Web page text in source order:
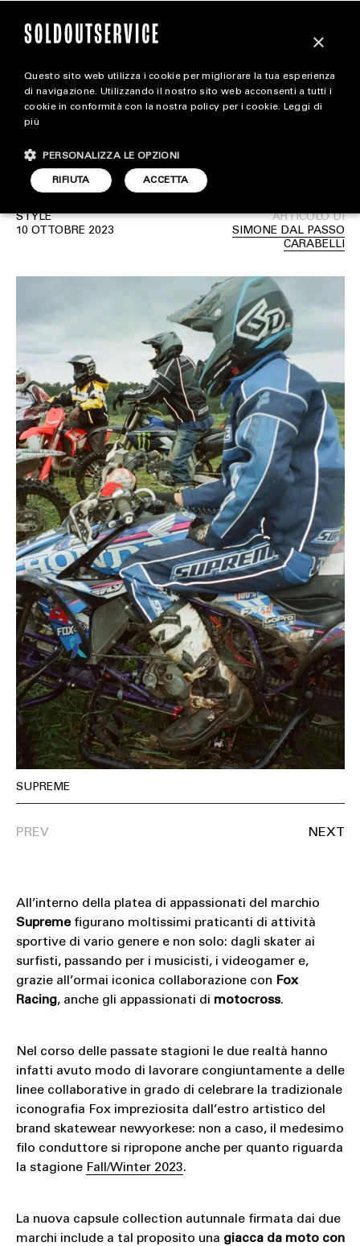
magazine
STYLE
FOOTWEAR
ACCESSORIES
Supreme e Fox Racing
rielaborano l’iconografia
del mondo motocross
STYLE
10 OTTOBRE 2023
ARTICOLO DI
SIMONE DAL PASSO
CARABELLI
SUPREME
All’interno della platea di appassionati del marchio
Supremefigurano moltissimi praticanti di attività
sportive di vario genere e non solo: dagli skater ai
surfisti, passando per i musicisti, i videogamer e,
grazie all’ormai iconica collaborazione con Fox
Racing, anche gli appassionati di motocross.
Nel corso delle passate stagioni le due realtà hanno
infatti avuto modo di lavorare congiuntamente a delle
linee collaborative in grado di celebrare la tradizionale
iconografia Fox impreziosita dall’estro artistico del
brand skatewear newyorkese: non a caso, il medesimo
filo conduttore si ripropone anche per quanto riguarda
la stagione Fall/Winter 2023.
La nuova capsule collection autunnale firmata dai due
marchi include a tal proposito una giacca da moto con
×
Questo sito web utilizza i cookie per migliorare la tua esperienza
di navigazione. Utilizzando il nostro sito web acconsenti a tutti i
cookie in conformità con la nostra policy per i cookie. Leggi di
più
ACCETTA
RIFIUTA
PERSONALIZZA LE OPZIONI